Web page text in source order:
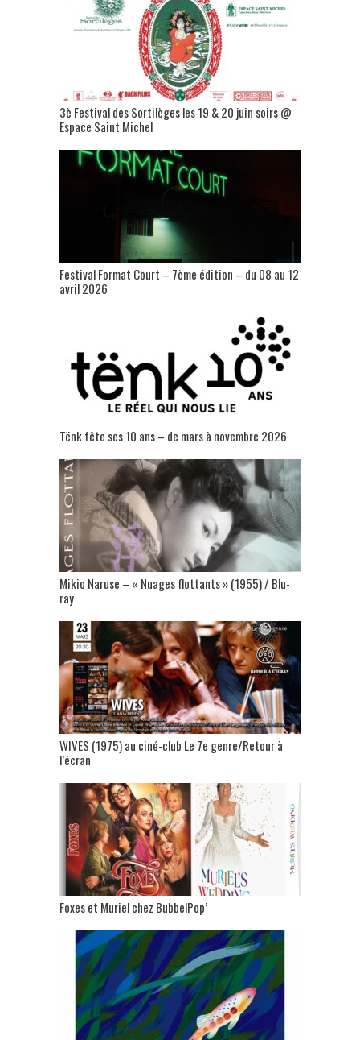
3è Festival des Sortilèges les 19 & 20 juin soirs @
Espace Saint Michel
Festival Format Court – 7ème édition – du 08 au 12
avril 2026
Tënk fête ses 10 ans – de mars à novembre 2026
Mikio Naruse – « Nuages flottants » (1955) / Blu-
ray
WIVES (1975) au ciné-club Le 7e genre/Retour à
l’écran
Foxes et Muriel chez BubbelPop’